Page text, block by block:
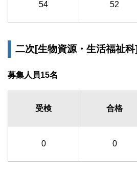
54 52
二次[生物資源・生活福祉科]
募集人員15名
受検 合格
0 0